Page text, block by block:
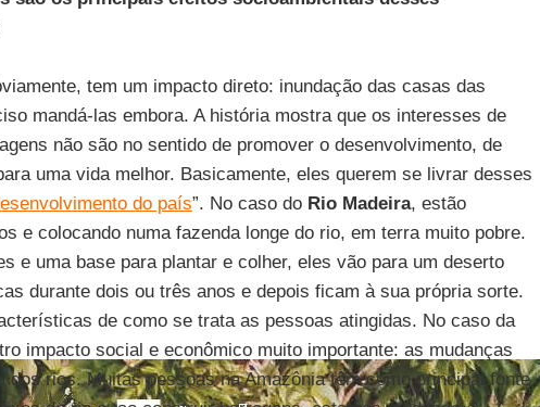
tem um impacto direto: inundação das casas das
mandá-las embora. A história mostra que os interesses de
não são no sentido de promover o desenvolvimento, de
uma vida melhor. Basicamente, eles querem se livrar desses
do país”. No caso do Rio Madeira, estão
e colocando numa fazenda longe do rio, em terra muito pobre.
e uma base para plantar e colher, eles vão para um deserto
durante dois ou três anos e depois ficam à sua própria sorte.
de como se trata as pessoas atingidas. No caso da
impacto social e econômico muito importante: as mudanças
dos rios. Muitas pessoas na Amazônia têm como principal fonte